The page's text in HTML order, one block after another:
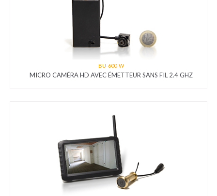
BU-600-W
MICRO CAMÉRA HD AVEC ÉMETTEUR SANS FIL 2.4 GHZ